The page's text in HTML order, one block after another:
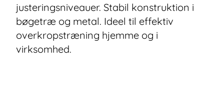
justeringsniveauer. Stabil konstruktion i
bøgetræ og metal. Ideel til effektiv
overkropstræning hjemme og i
virksomhed.